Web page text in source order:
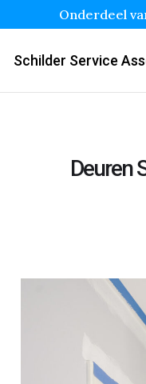
Onderdeel
Schilder Service
Deuren